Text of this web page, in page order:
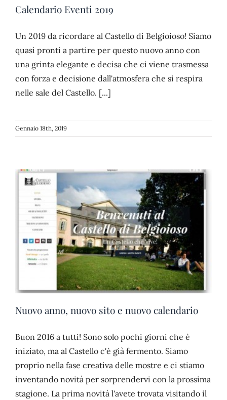
Calendario Eventi 2019
Un 2019 da ricordare al Castello di Belgioioso! Siamo
quasi pronti a partire per questo nuovo anno con
una grinta elegante e decisa che ci viene trasmessa
con forza e decisione dall'atmosfera che si respira
nelle sale del Castello. [...]
Gennaio 18th, 2019
Nuovo anno, nuovo sito e nuovo calendario
Buon 2016 a tutti! Sono solo pochi giorni che è
iniziato, ma al Castello c'è già fermento. Siamo
proprio nella fase creativa delle mostre e ci stiamo
inventando novità per sorprendervi con la prossima
stagione. La prima novità l'avete trovata visitando il